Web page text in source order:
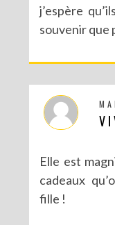
j’espère
souvenir que
Elle est
cadeaux
fille !